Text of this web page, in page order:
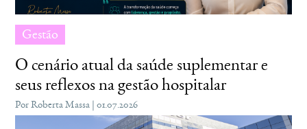
Gestão
O cenário atual da saúde suplementar e
seus reflexos na gestão hospitalar
Por Roberta Massa | 01.07.2026